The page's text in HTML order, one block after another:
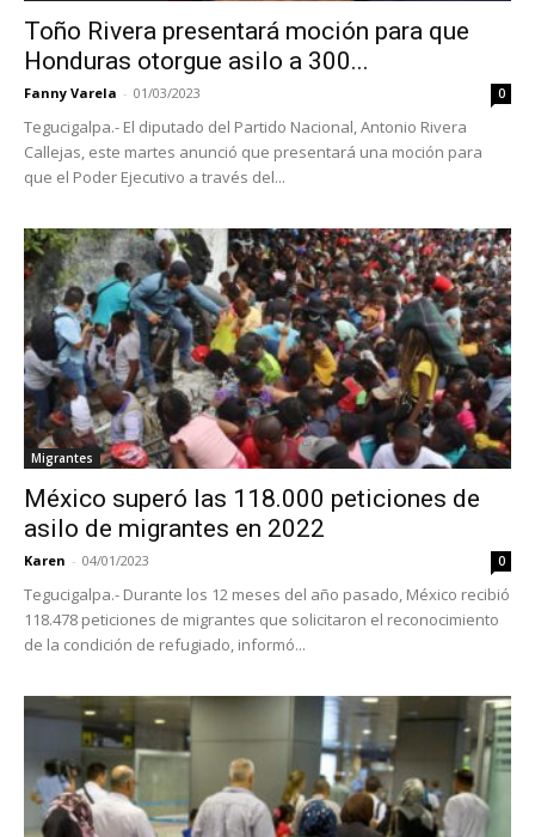
Toño Rivera presentará moción para que
Honduras otorgue asilo a 300...
Fanny Varela - 01/03/2023 0
Tegucigalpa.- El diputado del Partido Nacional, Antonio Rivera
Callejas, este martes anunció que presentará una moción para
que el Poder Ejecutivo a través del...
Migrantes
México superó las 118.000 peticiones de
asilo de migrantes en 2022
Karen - 04/01/2023 0
Tegucigalpa.- Durante los 12 meses del año pasado, México recibió
118.478 peticiones de migrantes que solicitaron el reconocimiento
de la condición de refugiado, informó...